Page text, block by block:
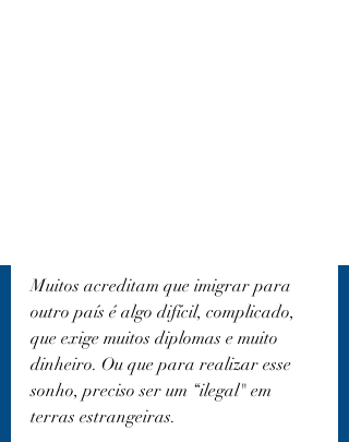
Muitos acreditam que imigrar para
outro país é algo difícil, complicado,
que exige muitos diplomas e muito
dinheiro. Ou que para realizar esse
sonho, preciso ser um “ilegal" em
terras estrangeiras.